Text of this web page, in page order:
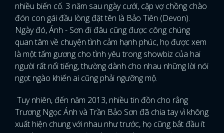
nhiều biến cố. 3 năm sau ngày cưới, cặp vợ chồng chào
đón con gái đầu lòng đặt tên là Bảo Tiên (Devon).
Ngày đó, Ánh - Sơn đi đâu cũng được công chúng
quan tâm về chuyện tình cảm hạnh phúc, họ được xem
là một tấm gương cho tình yêu trong showbiz của hai
người rất nổi tiếng, thường dành cho nhau những lời nói
ngọt ngào khiến ai cũng phải ngưỡng mộ.
Tuy nhiên, đến năm 2013, nhiều tin đồn cho rằng
Trương Ngọc Ánh và Trần Bảo Sơn đã chia tay vì không
xuất hiện chung với nhau như trước, họ cũng bắt đầu ít